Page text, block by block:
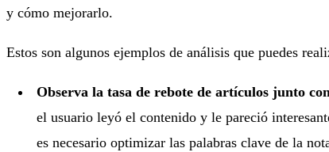
y cómo mejorarlo.
Estos son algunos ejemplos de análisis que puedes
Observa la tasa de rebote de artículos junto
el usuario leyó el contenido y le pareció
es necesario optimizar las palabras clave de la